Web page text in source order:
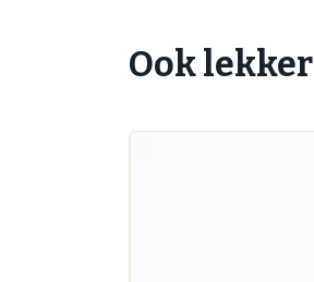
Ook lekker